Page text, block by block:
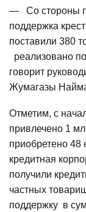
— Со стороны
поддержка
поставили 380
реализовано
говорит
Жумагазы
Отметим, с
привлечено 1
приобретено 48
кредитная
получили
частных
поддержку в